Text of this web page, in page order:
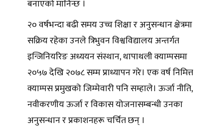
बनाएको मानिन्छ ।
२० वर्षभन्दा बढी समय उच्च शिक्षा र अनुसन्धान क्षेत्रमा
सक्रिय रहेका उनले त्रिभुवन विश्वविद्यालय अन्तर्गत
इन्जिनियरिङ अध्ययन संस्थान, थापाथली क्याम्पसमा
२०५७ देखि २०७८ सम्म प्राध्यापन गरे। एक वर्ष निमित्त
क्याम्पस प्रमुखको जिम्मेवारी पनि सम्हाले। ऊर्जा नीति,
नवीकरणीय ऊर्जा र विकास योजनासम्बन्धी उनका
अनुसन्धान र प्रकाशनहरू चर्चित छन् ।